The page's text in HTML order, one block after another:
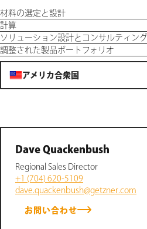
材料の選定と設計
計算
ソリューション設計とコンサルティング
調整された製品ポートフォリオ
アメリカ合衆国
Dave Quackenbush
Regional Sales Director
+1 (704) 620-5109
dave.quackenbush@getzner.com
お問い合わせ